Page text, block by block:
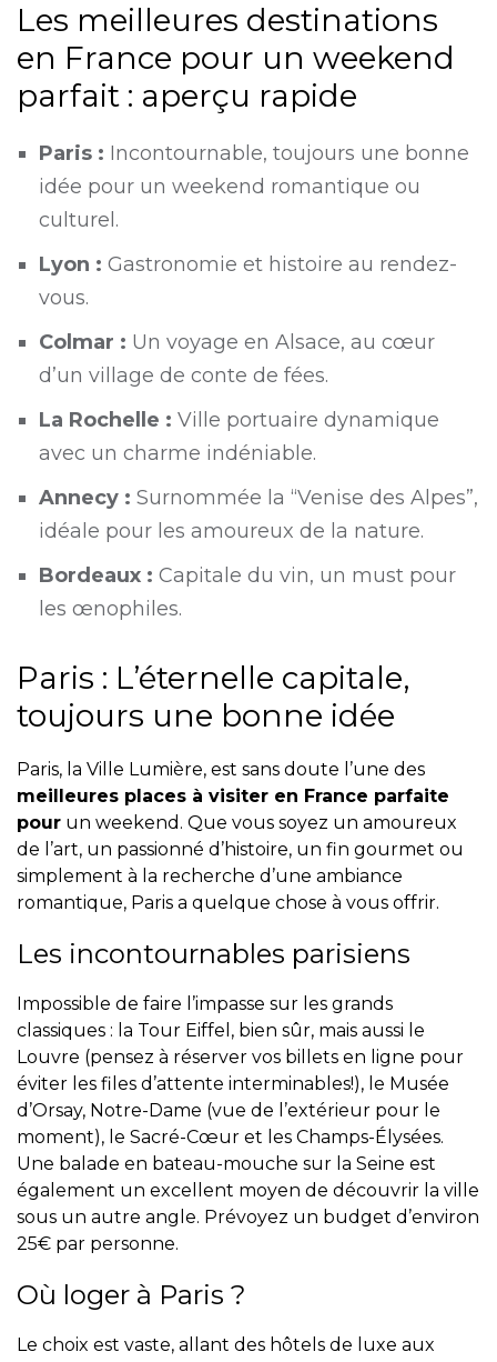
Les meilleures destinations
en France pour un weekend
parfait : aperçu rapide
Paris : Incontournable, toujours une bonne
idée pour un weekend romantique ou
culturel.
Lyon : Gastronomie et histoire au rendez-
vous.
Colmar : Un voyage en Alsace, au cœur
d’un village de conte de fées.
La Rochelle : Ville portuaire dynamique
avec un charme indéniable.
Annecy : Surnommée la “Venise des Alpes”,
idéale pour les amoureux de la nature.
Bordeaux : Capitale du vin, un must pour
les œnophiles.
Paris : L’éternelle capitale,
toujours une bonne idée
Paris, la Ville Lumière, est sans doute l’une des
meilleures places à visiter en France parfaite
pour un weekend. Que vous soyez un amoureux
de l’art, un passionné d’histoire, un fin gourmet ou
simplement à la recherche d’une ambiance
romantique, Paris a quelque chose à vous offrir.
Les incontournables parisiens
Impossible de faire l’impasse sur les grands
classiques : la Tour Eiffel, bien sûr, mais aussi le
Louvre (pensez à réserver vos billets en ligne pour
éviter les files d’attente interminables!), le Musée
d’Orsay, Notre-Dame (vue de l’extérieur pour le
moment), le Sacré-Cœur et les Champs-Élysées.
Une balade en bateau-mouche sur la Seine est
également un excellent moyen de découvrir la ville
sous un autre angle. Prévoyez un budget d’environ
25€ par personne.
Où loger à Paris ?
Le choix est vaste, allant des hôtels de luxe aux